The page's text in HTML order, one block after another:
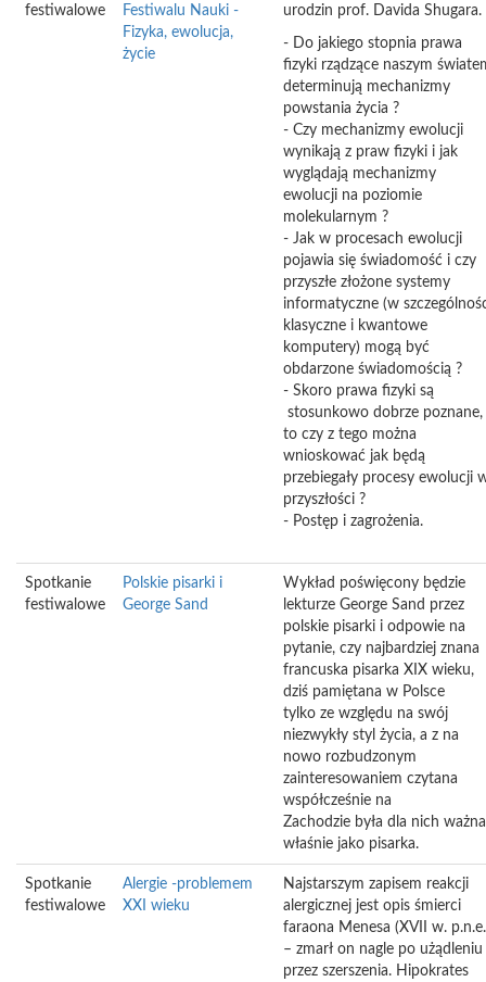
festiwalowe
Festiwalu Nauki -
Fizyka, ewolucja,
życie
urodzin prof. Davida Shugara.
- Do jakiego stopnia prawa
fizyki rządzące naszym
determinują mechanizmy
powstania życia ?
- Czy mechanizmy ewolucji
wynikają z praw fizyki i jak
wyglądają mechanizmy
ewolucji na poziomie
molekularnym ?
- Jak w procesach ewolucji
pojawia się świadomość i czy
przyszłe złożone systemy
informatyczne (w
klasyczne i kwantowe
komputery) mogą być
obdarzone świadomością ?
- Skoro prawa fizyki są
stosunkowo dobrze poznane,
to czy z tego można
wnioskować jak będą
przebiegały procesy ewolucji
przyszłości ?
- Postęp i zagrożenia.
Spotkanie
festiwalowe
Polskie pisarki i
George Sand
Wykład poświęcony będzie
lekturze George Sand przez
polskie pisarki i odpowie na
pytanie, czy najbardziej znana
francuska pisarka XIX wieku,
dziś pamiętana w Polsce
tylko ze względu na swój
niezwykły styl życia, a z na
nowo rozbudzonym
zainteresowaniem czytana
współcześnie na
Zachodzie była dla nich ważna
właśnie jako pisarka.
Spotkanie
festiwalowe
Alergie -problemem
XXI wieku
Najstarszym zapisem reakcji
alergicznej jest opis śmierci
faraona Menesa (XVII w.
– zmarł on nagle po użądleniu
przez szerszenia. Hipokrates